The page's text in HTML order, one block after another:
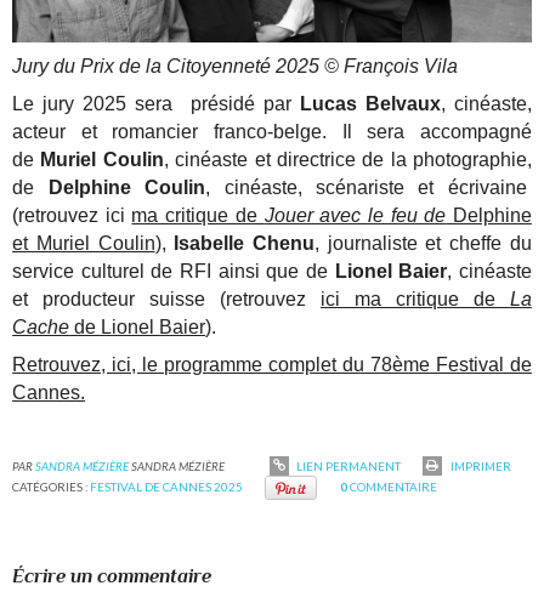
Jury du Prix de la Citoyenneté 2025 © François Vila
Le jury 2025 sera présidé par Lucas Belvaux, cinéaste,
acteur et romancier franco-belge. Il sera accompagné
de Muriel Coulin, cinéaste et directrice de la photographie,
de
Delphine Coulin, cinéaste, scénariste et écrivaine
(retrouvez ici ma critique de Jouer avec le feu de Delphine
et Muriel Coulin), Isabelle Chenu, journaliste et cheffe du
service culturel de RFI ainsi que de Lionel Baier, cinéaste
et producteur suisse (retrouvez ici ma critique de La
Cache de Lionel Baier).
Retrouvez, ici, le programme complet du 78ème Festival de
Cannes.
PARSANDRA MÉZIÈRESANDRA MÉZIÈRE LIEN PERMANENT
IMPRIMER
CATÉGORIES : FESTIVAL DE CANNES 2025 0COMMENTAIRE
Écrire un commentaire